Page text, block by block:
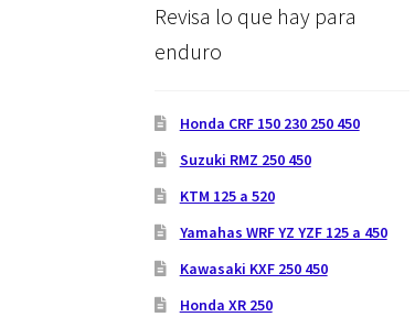
Revisa lo que hay para
enduro
Honda CRF 150 230 250 450
Suzuki RMZ 250 450
KTM 125 a 520
Yamahas WRF YZ YZF 125 a 450
Kawasaki KXF 250 450
Honda XR 250